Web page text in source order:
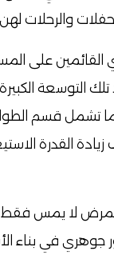
والرحلات لهن
على
تلك التوسعة
تشمل قسم
زيادة القدرة
لا يمس فقط
جوهري في بناء